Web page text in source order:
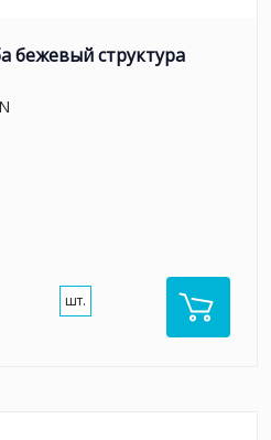
бежевый структура
шт.